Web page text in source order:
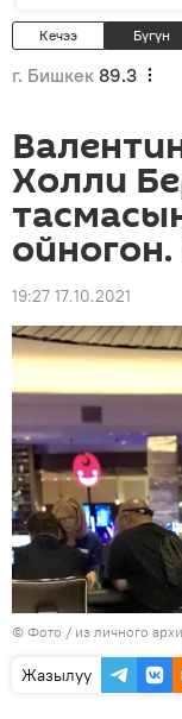
Кечээ Бүгүн
г. Бишкек 89.3
Холли
19:27 17.10.2021
© Фото / из личного
Жазылуу